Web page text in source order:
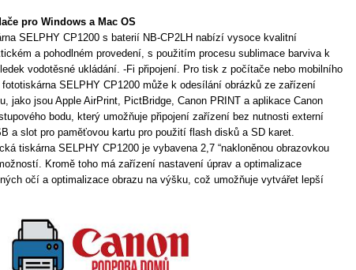
pro Windows a Mac OS
SELPHY CP1200 s baterií NB-CP2LH nabízí vysoce kvalitní
a pohodlném provedení, s použitím procesu sublimace barviva k
vodotěsné ukládání. -Fi připojení. Pro tisk z počítače nebo mobilního
SELPHY CP1200 může k odesílání obrázků ze zařízení
jako jsou Apple AirPrint, PictBridge, Canon PRINT a aplikace Canon
bodu, který umožňuje připojení zařízení bez nutnosti externí
a slot pro paměťovou kartu pro použití flash disků a SD karet.
tiskárna SELPHY CP1200 je vybavena 2,7 “nakloněnou obrazovkou
Kromě toho má zařízení nastavení úprav a optimalizace
očí a optimalizace obrazu na výšku, což umožňuje vytvářet lepší